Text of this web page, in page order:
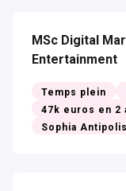
MSc Digital
Entertainment
Temps plein
47k euros en 2
Sophia